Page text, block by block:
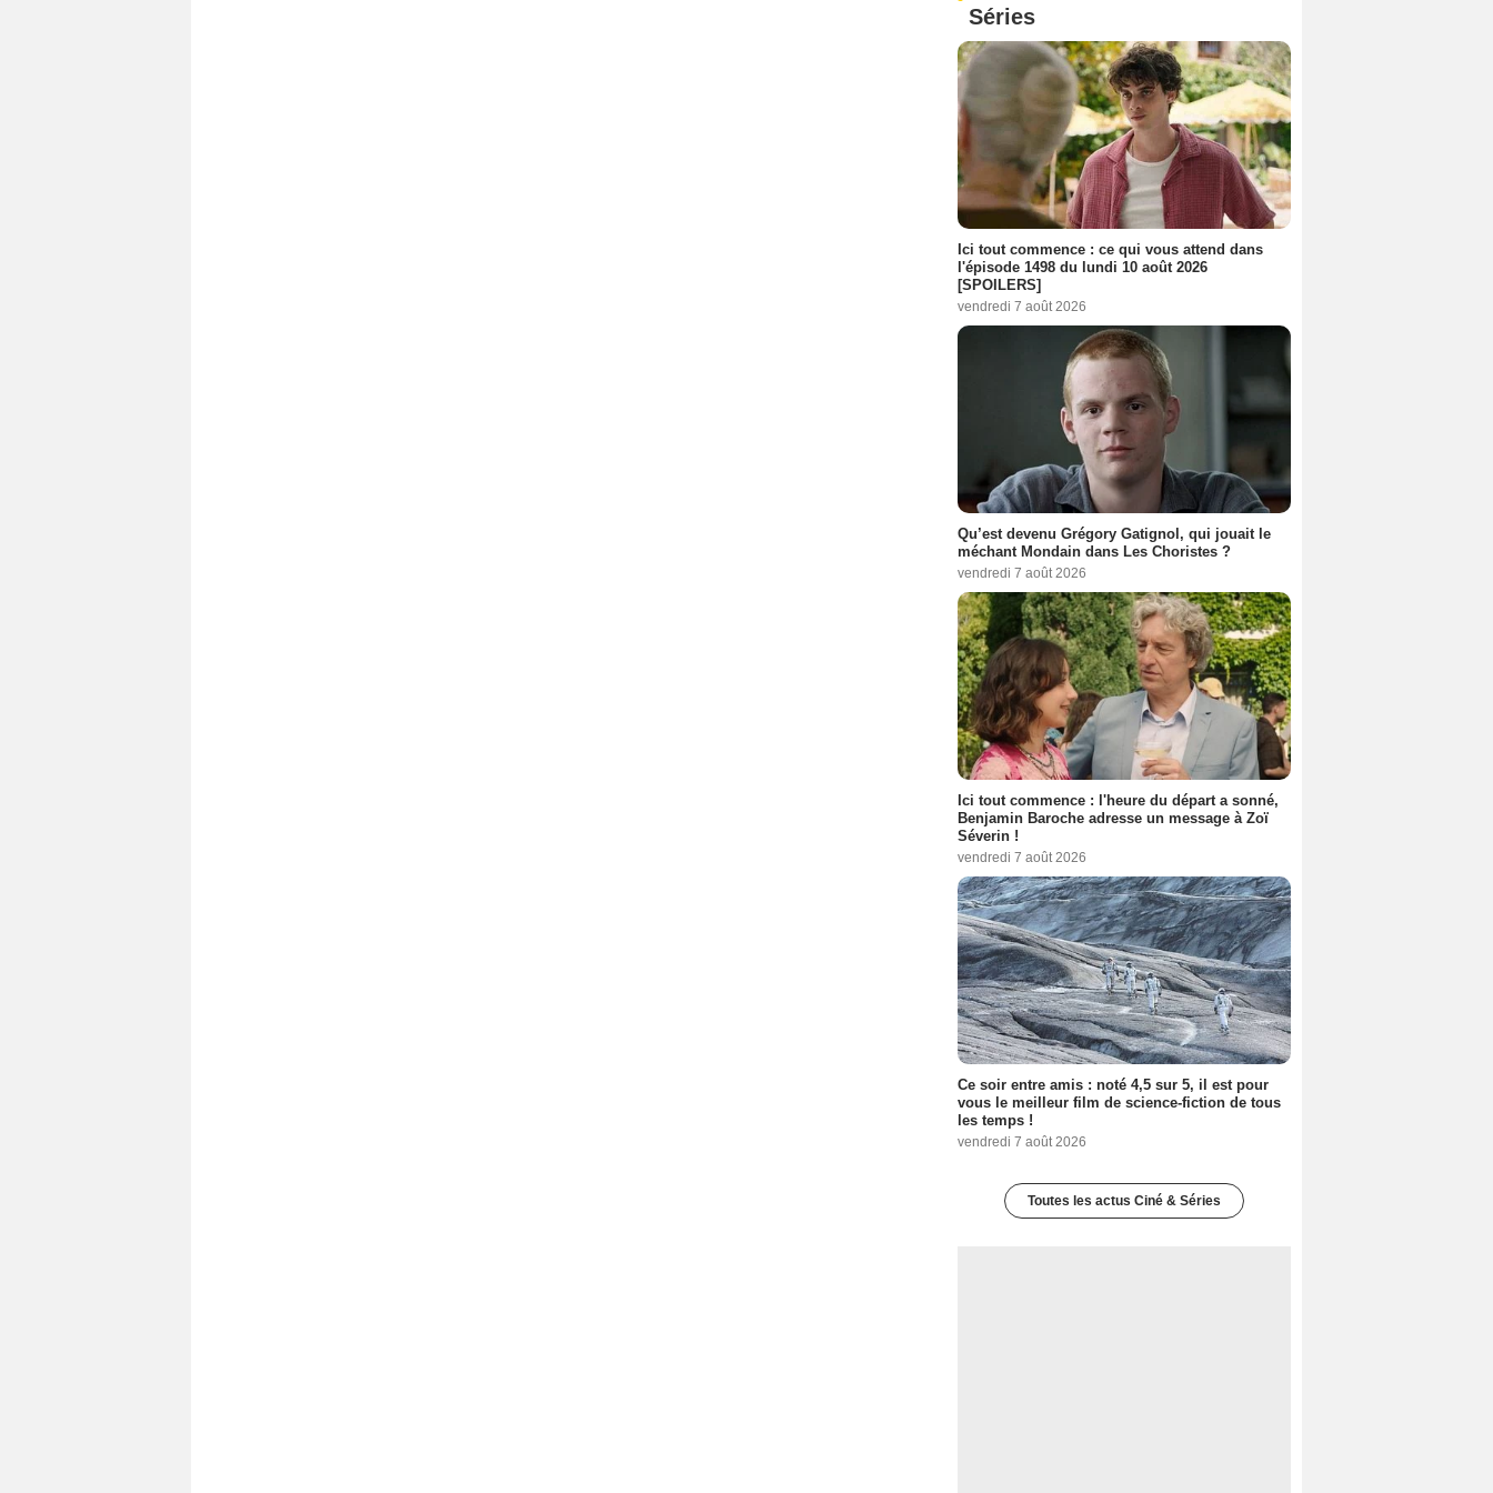
Séries
Ici tout commence : ce qui vous attend dans
l'épisode 1498 du lundi 10 août 2026
[SPOILERS]
vendredi 7 août 2026
Qu’est devenu Grégory Gatignol, qui jouait le
méchant Mondain dans Les Choristes ?
vendredi 7 août 2026
Ici tout commence : l'heure du départ a sonné,
Benjamin Baroche adresse un message à Zoï
Séverin !
vendredi 7 août 2026
Ce soir entre amis : noté 4,5 sur 5, il est pour
vous le meilleur film de science-fiction de tous
les temps !
vendredi 7 août 2026
Toutes les actus Ciné & Séries